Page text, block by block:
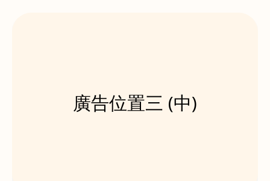
廣告位置三 (中)